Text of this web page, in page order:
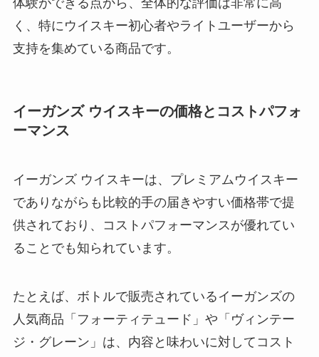
く、特にウイスキー初心者やライトユーザーから
支持を集めている商品です。
イーガンズ ウイスキーの価格とコストパフォ
ーマンス
イーガンズ ウイスキーは、プレミアムウイスキー
でありながらも比較的手の届きやすい価格帯で提
供されており、コストパフォーマンスが優れてい
ることでも知られています。
たとえば、ボトルで販売されているイーガンズの
人気商品「フォーティテュード」や「ヴィンテー
ジ・グレーン」は、内容と味わいに対してコスト